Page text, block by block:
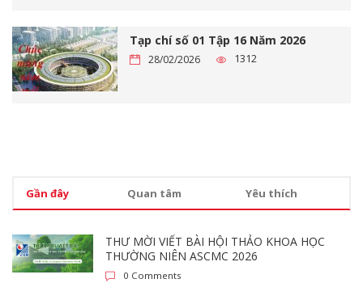
Tạp chí số 01 Tập 16 Năm 2026
28/02/2026 1312
Gần đây Quan tâm Yêu thích
THƯ MỜI VIẾT BÀI HỘI THẢO KHOA HỌC
THƯỜNG NIÊN ASCMC 2026
0 Comments